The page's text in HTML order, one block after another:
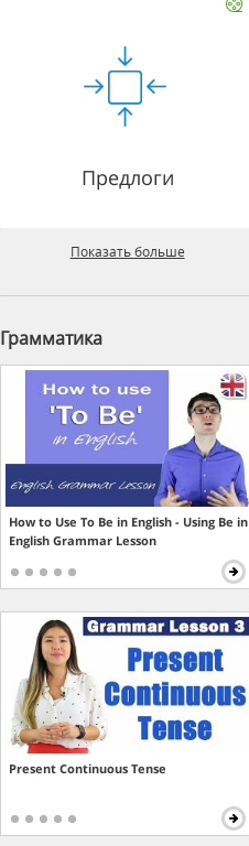
Предлоги
Показать больше
Грамматика
How to Use To Be in English - Using Be in
English Grammar Lesson
Present Continuous Tense